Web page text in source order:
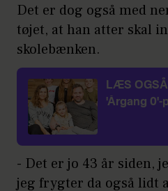
Det er dog også med
tøjet, at han atter skal
skolebænken.
LÆS OGSÅ
'Årgang 0'-
- Det er jo 43 år siden,
jeg frygter da også lidt